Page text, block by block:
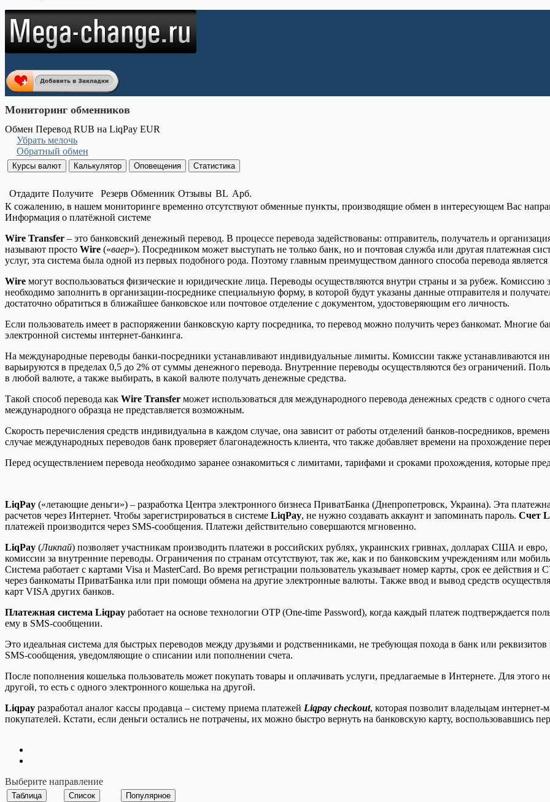
Мониторинг обменников
Обмен Перевод RUB на LiqPay EUR
Убрать мелочь
Обратный обмен
Отдадите Получите Резерв Обменник Отзывы BL Арб.
К сожалению, в нашем мониторинге временно отсутствуют обменные пункты, производящие обмен в интересующем Вас
Информация о платёжной системе
Wire Transfer – это банковский денежный перевод. В процессе перевода задействованы: отправитель, получатель и
называют просто Wire («ваер»). Посредником может выступать не только банк, но и почтовая служба или другая платежная
услуг, эта система была одной из первых подобного рода. Поэтому главным преимуществом данного способа перевода
Wire могут воспользоваться физические и юридические лица. Переводы осуществляются внутри страны и за рубеж. Комиссию
необходимо заполнить в организации-посреднике специальную форму, в которой будут указаны данные отправителя и
достаточно обратиться в ближайшее банковское или почтовое отделение с документом, удостоверяющим его личность.
Если пользователь имеет в распоряжении банковскую карту посредника, то перевод можно получить через банкомат. Многие
электронной системы интернет-банкинга.
На международные переводы банки-посредники устанавливают индивидуальные лимиты. Комиссии также устанавливаются
варьируются в пределах 0,5 до 2% от суммы денежного перевода. Внутренние переводы осуществляются без ограничений.
в любой валюте, а также выбирать, в какой валюте получать денежные средства.
Такой способ перевода как Wire Transfer может использоваться для международного перевода денежных средств с одного
международного образца не представляется возможным.
Скорость перечисления средств индивидуальна в каждом случае, она зависит от работы отделений банков-посредников,
случае международных переводов банк проверяет благонадежность клиента, что также добавляет времени на прохождение
Перед осуществлением перевода необходимо заранее ознакомиться с лимитами, тарифами и сроками прохождения, которые
LiqPay («летающие деньги») – разработка Центра электронного бизнеса ПриватБанка (Днепропетровск, Украина). Эта
расчетов через Интернет. Чтобы зарегистрироваться в системе LiqPay, не нужно создавать аккаунт и запоминать пароль. Счет
платежей производится через SMS-сообщения. Платежи действительно совершаются мгновенно.
LiqPay (Ликпай) позволяет участникам производить платежи в российских рублях, украинских гривнах, долларах США и
комиссии за внутренние переводы. Ограничения по странам отсутствуют, так же, как и по банковским учреждениям или
Система работает с картами Visa и MasterCard. Во время регистрации пользователь указывает номер карты, срок ее действия
через банкоматы ПриватБанка или при помощи обмена на другие электронные валюты. Также ввод и вывод средств
карт VISA других банков.
Платежная система Liqpay работает на основе технологии OTP (One-time Password), когда каждый платеж подтверждается
ему в SMS-сообщении.
Это идеальная система для быстрых переводов между друзьями и родственниками, не требующая похода в банк или
SMS-сообщения, уведомляющие о списании или пополнении счета.
После пополнения кошелька пользователь может покупать товары и оплачивать услуги, предлагаемые в Интернете. Для этого
другой, то есть с одного электронного кошелька на другой.
Liqpay разработал аналог кассы продавца – систему приема платежей Liqpay checkout, которая позволит владельцам
покупателей. Кстати, если деньги остались не потрачены, их можно быстро вернуть на банковскую карту, воспользовавшись
Выберите направление